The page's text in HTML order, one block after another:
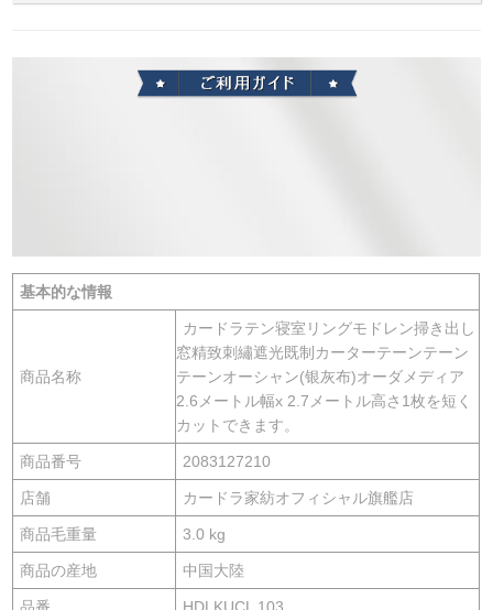
基本的な情報
商品名称
カードラテン寝室リングモドレン掃き出し
窓精致刺繡遮光既制カーターテーンテーン
テーンオーシャン(银灰布)オーダメディア
2.6メートル幅x 2.7メートル高さ1枚を短く
カットできます。
商品番号 2083127210
店舗 カードラ家紡オフィシャル旗艦店
商品毛重量 3.0 kg
商品の産地 中国大陸
品番 HDLKUCL 103